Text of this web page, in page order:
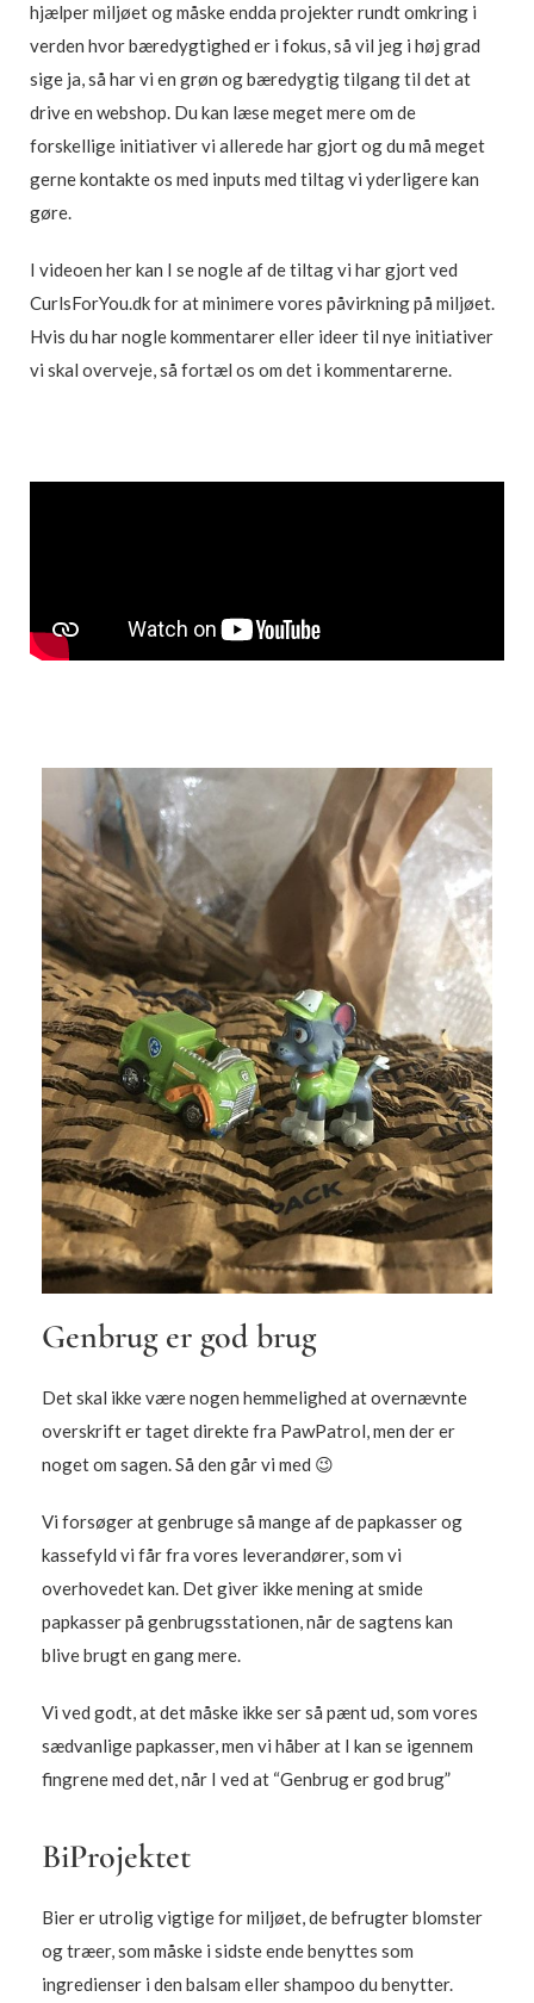
hjælper miljøet og måske endda projekter rundt omkring i
verden hvor bæredygtighed er i fokus, så vil jeg i høj grad
sige ja, så har vi en grøn og bæredygtig tilgang til det at
drive en webshop. Du kan læse meget mere om de
forskellige initiativer vi allerede har gjort og du må meget
gerne kontakte os med inputs med tiltag vi yderligere kan
gøre.
I videoen her kan I se nogle af de tiltag vi har gjort ved
CurlsForYou.dk for at minimere vores påvirkning på miljøet.
Hvis du har nogle kommentarer eller ideer til nye initiativer
vi skal overveje, så fortæl os om det i kommentarerne.
Genbrug er god brug
Det skal ikke være nogen hemmelighed at overnævnte
overskrift er taget direkte fra PawPatrol, men der er
noget om sagen. Så den går vi med 😉
Vi forsøger at genbruge så mange af de papkasser og
kassefyld vi får fra vores leverandører, som vi
overhovedet kan. Det giver ikke mening at smide
papkasser på genbrugsstationen, når de sagtens kan
blive brugt en gang mere.
Vi ved godt, at det måske ikke ser så pænt ud, som vores
sædvanlige papkasser, men vi håber at I kan se igennem
fingrene med det, når I ved at “Genbrug er god brug”
BiProjektet
Bier er utrolig vigtige for miljøet, de befrugter blomster
og træer, som måske i sidste ende benyttes som
ingredienser i den balsam eller shampoo du benytter.